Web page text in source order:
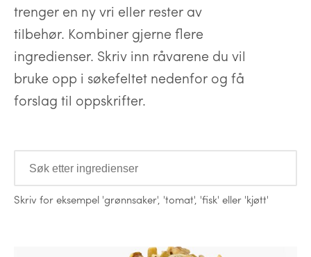
trenger en ny vri eller rester av
tilbehør. Kombiner gjerne flere
ingredienser. Skriv inn råvarene du vil
bruke opp i søkefeltet nedenfor og få
forslag til oppskrifter.
Ingredienser
Skriv for eksempel 'grønnsaker', 'tomat', 'fisk' eller 'kjøtt'